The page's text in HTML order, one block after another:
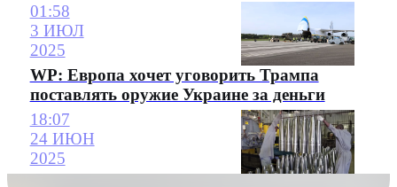
01:58
3 ИЮЛ
2025
WP: Европа хочет уговорить Трампа
поставлять оружие Украине за деньги
18:07
24 ИЮН
2025